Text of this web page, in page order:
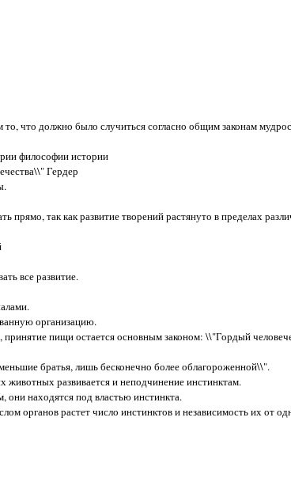
то, что должно было случиться согласно общим законам
философии истории
Гердер
прямо, так как развитие творений растянуто в пределах
все развитие.
организацию.
пищи остается основным законом: \\"Гордый
братья, лишь бесконечно более облагороженной\\".
развивается и неподчинение инстинктам.
находятся под властью инстинкта.
органов растет число инстинктов и независимость их от